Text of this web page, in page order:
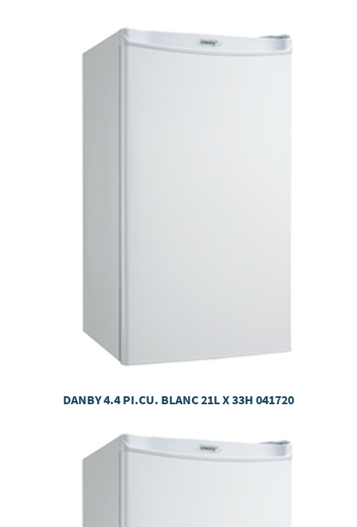
DANBY 4.4 PI.CU. BLANC 21L X 33H 041720